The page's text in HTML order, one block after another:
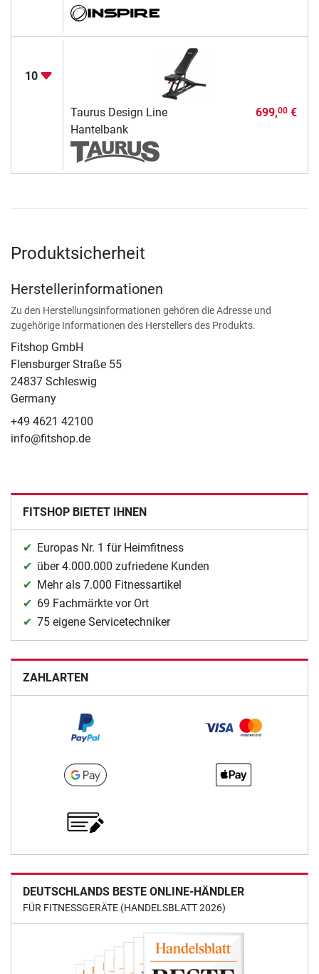
10
Taurus Design Line
Hantelbank
699,00€
Produktsicherheit
Herstellerinformationen
Zu den Herstellungsinformationen gehören die Adresse und
zugehörige Informationen des Herstellers des Produkts.
Fitshop GmbH
Flensburger Straße 55
24837 Schleswig
Germany
+49 4621 42100
info@fitshop.de
FITSHOP BIETET IHNEN
Europas Nr. 1 für Heimfitness
über 4.000.000 zufriedene Kunden
Mehr als 7.000 Fitnessartikel
69 Fachmärkte vor Ort
75 eigene Servicetechniker
ZAHLARTEN
DEUTSCHLANDS BESTE ONLINE-HÄNDLER
FÜR FITNESSGERÄTE (HANDELSBLATT 2026)